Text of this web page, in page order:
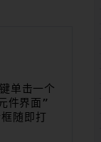
单击一个
件界面”
随即打